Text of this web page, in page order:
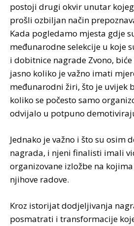
postoji drugi okvir unutar
prošli ozbiljan način
Kada pogledamo mjesta gdje
međunarodne selekcije u koje
i dobitnice nagrade Zvono,
jasno koliko je važno imati
međunarodni žiri, što je uvijek
koliko se počesto samo
odvijalo u potpuno
Jednako je važno i što su osim
nagrada, i njeni finalisti imali
organizovane izložbe na
njihove radove.
Kroz istorijat dodjeljivanja
posmatrati i transformacije